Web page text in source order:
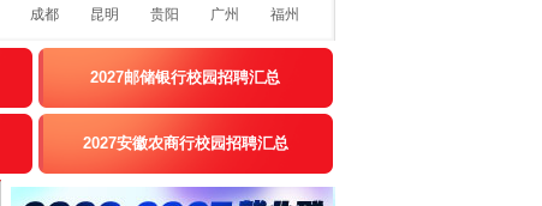
成都 昆明 贵阳 广州 福州
2027邮储银行校园招聘汇总
2027安徽农商行校园招聘汇总